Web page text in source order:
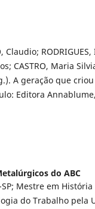
Claudio;
CASTRO, Maria
A geração que criou
Editora
do ABC
Mestre em
do Trabalho pela